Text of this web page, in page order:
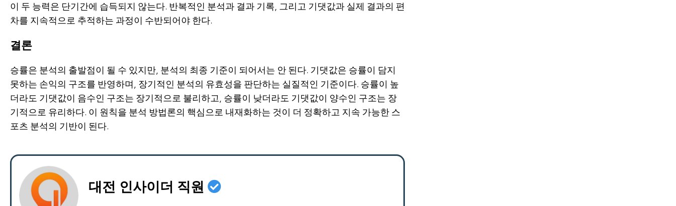
이 두 능력은 단기간에 습득되지 않는다. 반복적인 분석과 결과 기록, 그리고 기댓값과 실제 결과의 편
차를 지속적으로 추적하는 과정이 수반되어야 한다.
결론
승률은 분석의 출발점이 될 수 있지만, 분석의 최종 기준이 되어서는 안 된다. 기댓값은 승률이 담지
못하는 손익의 구조를 반영하며, 장기적인 분석의 유효성을 판단하는 실질적인 기준이다. 승률이 높
더라도 기댓값이 음수인 구조는 장기적으로 불리하고, 승률이 낮더라도 기댓값이 양수인 구조는 장
기적으로 유리하다. 이 원칙을 분석 방법론의 핵심으로 내재화하는 것이 더 정확하고 지속 가능한 스
포츠 분석의 기반이 된다.
대전 인사이더 직원